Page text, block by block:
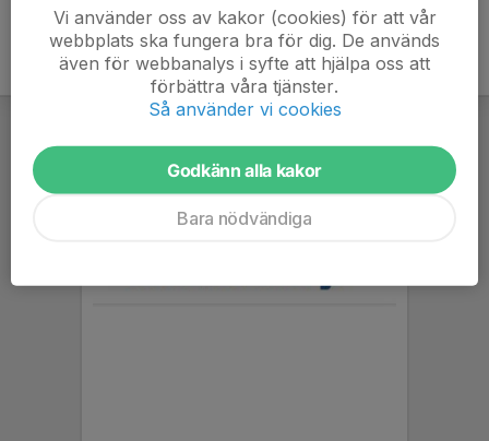
Vi använder oss av kakor (cookies) för att vår
webbplats ska fungera bra för dig. De används
även för webbanalys i syfte att hjälpa oss att
förbättra våra tjänster.
Så använder vi cookies
Godkänn alla kakor
Bara nödvändiga